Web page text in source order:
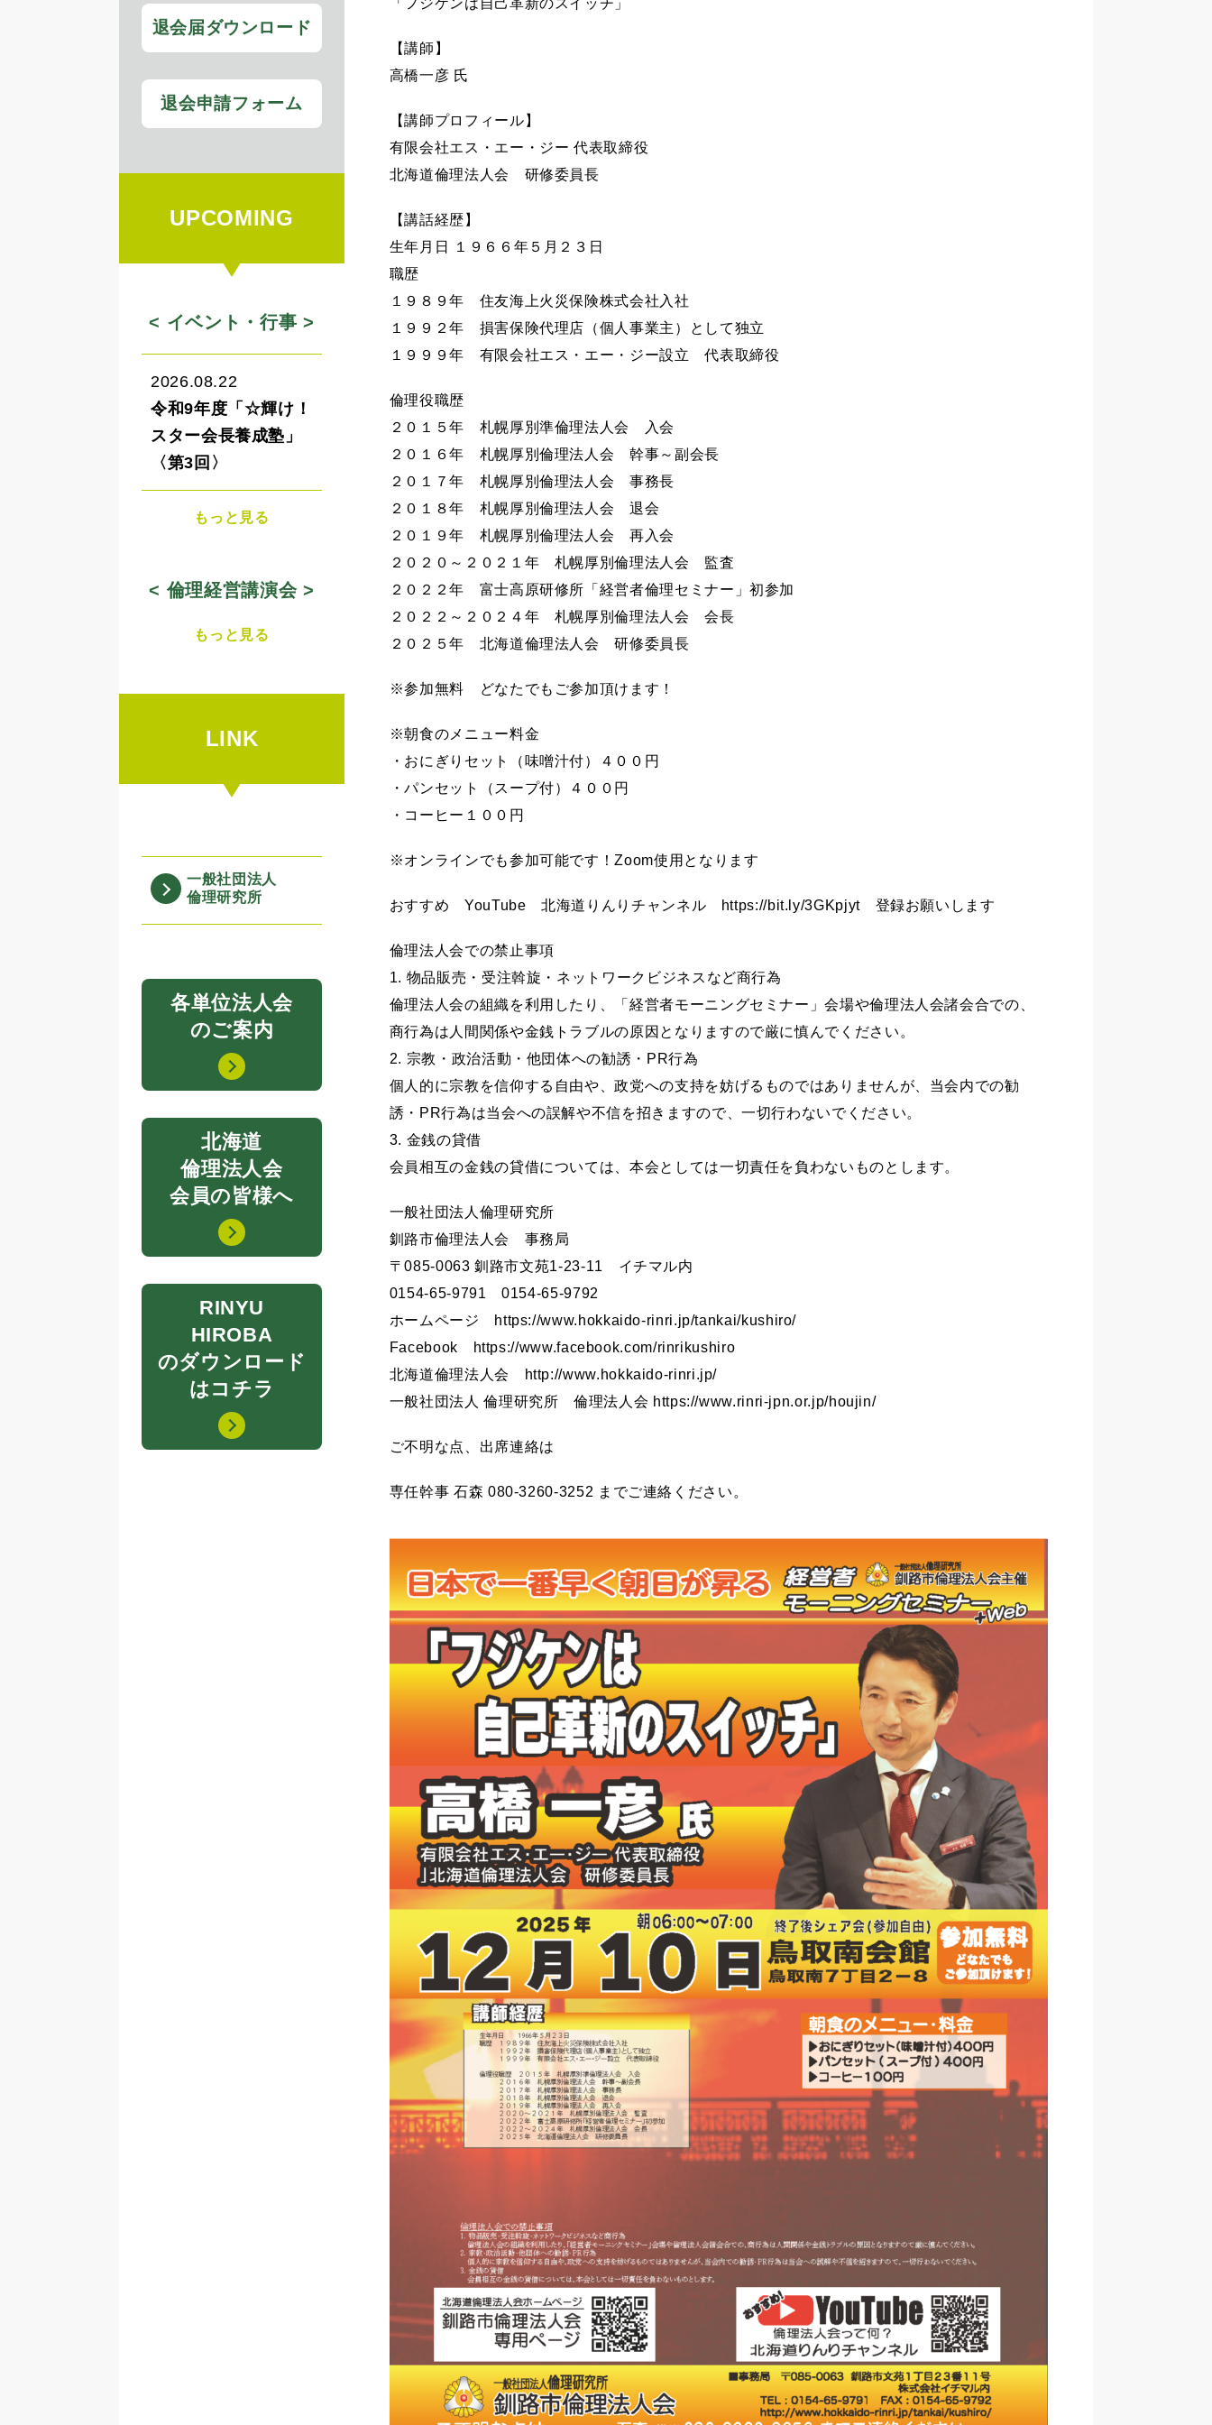
「フジケンは自己革新のスイッチ」
【講師】
高橋一彦 氏
【講師プロフィール】
有限会社エス・エー・ジー 代表取締役
北海道倫理法人会 研修委員長
【講話経歴】
生年月日 １９６６年５月２３日
職歴
１９８９年 住友海上火災保険株式会社入社
１９９２年 損害保険代理店（個人事業主）として独立
１９９９年 有限会社エス・エー・ジー設立 代表取締役
倫理役職歴
２０１５年 札幌厚別準倫理法人会 入会
２０１６年 札幌厚別倫理法人会 幹事～副会長
２０１７年 札幌厚別倫理法人会 事務長
２０１８年 札幌厚別倫理法人会 退会
２０１９年 札幌厚別倫理法人会 再入会
２０２０～２０２１年 札幌厚別倫理法人会 監査
２０２２年 富士高原研修所「経営者倫理セミナー」初参加
２０２２～２０２４年 札幌厚別倫理法人会 会長
２０２５年 北海道倫理法人会 研修委員長
※参加無料 どなたでもご参加頂けます！
※朝食のメニュー料金
・おにぎりセット（味噌汁付）４００円
・パンセット（スープ付）４００円
・コーヒー１００円
※オンラインでも参加可能です！Zoom使用となります
おすすめ YouTube 北海道りんりチャンネル https://bit.ly/3GKpjyt 登録お願いします
倫理法人会での禁止事項
1. 物品販売・受注斡旋・ネットワークビジネスなど商行為
倫理法人会の組織を利用したり、「経営者モーニングセミナー」会場や倫理法人会諸会合での、
商行為は人間関係や金銭トラブルの原因となりますので厳に慎んでください。
2. 宗教・政治活動・他団体への勧誘・PR行為
個人的に宗教を信仰する自由や、政党への支持を妨げるものではありませんが、当会内での勧
誘・PR行為は当会への誤解や不信を招きますので、一切行わないでください。
3. 金銭の貸借
会員相互の金銭の貸借については、本会としては一切責任を負わないものとします。
一般社団法人倫理研究所
釧路市倫理法人会 事務局
〒085-0063 釧路市文苑1-23-11 イチマル内
0154-65-9791 0154-65-9792
ホームページ https://www.hokkaido-rinri.jp/tankai/kushiro/
Facebook https://www.facebook.com/rinrikushiro
北海道倫理法人会 http://www.hokkaido-rinri.jp/
一般社団法人 倫理研究所 倫理法人会 https://www.rinri-jpn.or.jp/houjin/
ご不明な点、出席連絡は
専任幹事 石森 080-3260-3252 までご連絡ください。
退会届ダウンロード
退会申請フォーム
UPCOMING
< イベント・行事 >
2026.08.22
令和9年度「☆輝け！
スター会長養成塾」
〈第3回〉
もっと見る
< 倫理経営講演会 >
もっと見る
LINK
一般社団法人
倫理研究所
各単位法人会
のご案内
北海道
倫理法人会
会員の皆様へ
RINYU
HIROBA
のダウンロード
はコチラ